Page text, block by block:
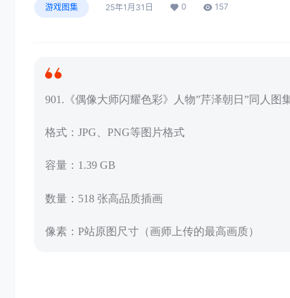
游戏图集 25年1月31日 0 157
901.《偶像大师闪耀色彩》人物”芹泽朝日”同人图
格式：JPG、PNG等图片格式
容量：1.39 GB
数量：518 张高品质插画
像素：P站原图尺寸（画师上传的最高画质）